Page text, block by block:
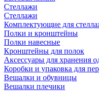
Стеллажи
Стеллажи
Комплектующие для
Полки и кронштейны
Полки навесные
Кронштейны для полок
Аксессуары для хранения
Коробки и упаковка для
Вешалки и обувницы
Вешалки плечики